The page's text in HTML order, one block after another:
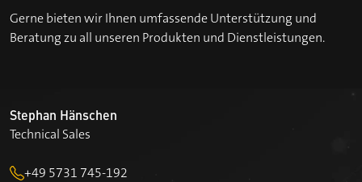
Gerne bieten wir Ihnen umfassende Unterstützung und
Beratung zu all unseren Produkten und Dienstleistungen.
Stephan Hänschen
Technical Sales
+49 5731 745-192